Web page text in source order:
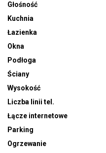
Głośność
Kuchnia
Łazienka
Okna
Podłoga
Ściany
Wysokość
Liczba linii tel.
Łącze internetowe
Parking
Ogrzewanie